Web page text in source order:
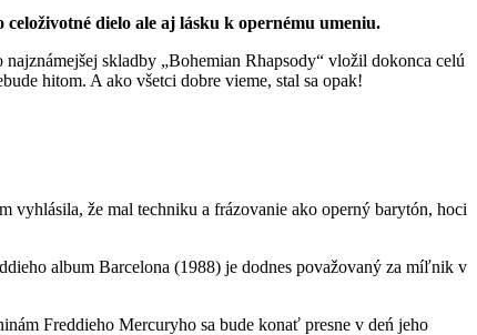
dielo ale aj lásku k opernému umeniu.
skladby „Bohemian Rhapsody“ vložil dokonca celú
hitom. A ako všetci dobre vieme, stal sa opak!
vyhlásila, že mal techniku a frázovanie ako operný barytón, hoci
album Barcelona (1988) je dodnes považovaný za míľnik v
Freddieho Mercuryho sa bude konať presne v deń jeho